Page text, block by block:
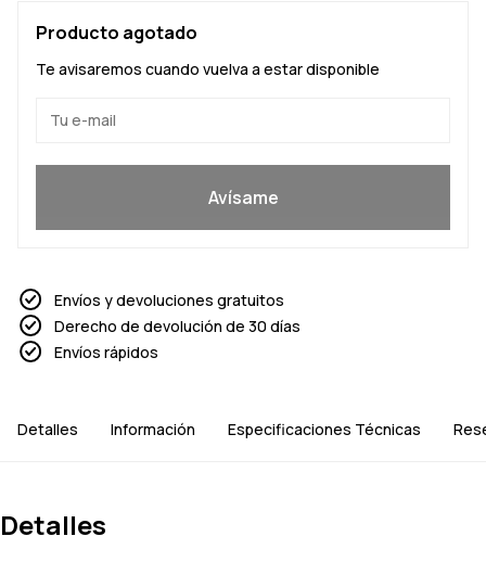
Producto agotado
Te avisaremos cuando vuelva a estar disponible
Avísame
Envíos y devoluciones gratuitos
Derecho de devolución de 30 días
Envíos rápidos
Detalles Información Especificaciones Técnicas
Detalles